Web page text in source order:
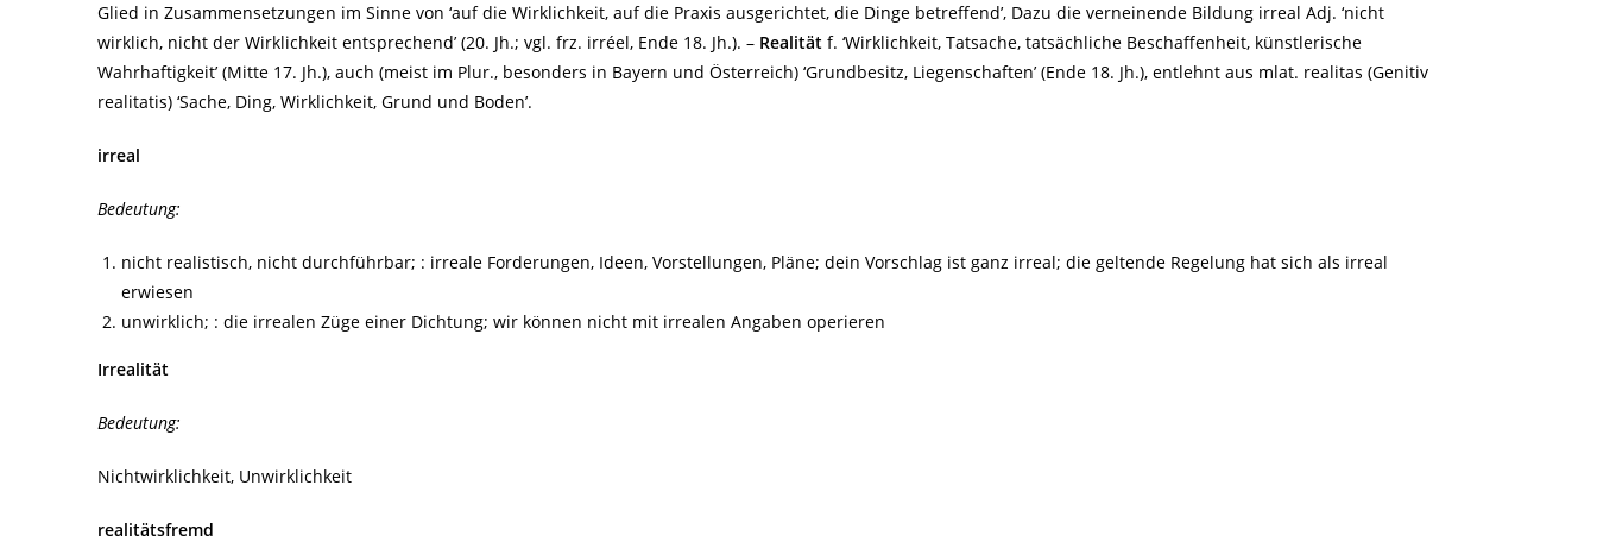
Glied in Zusammensetzungen im Sinne von ‘auf die Wirklichkeit, auf die Praxis ausgerichtet, die Dinge betreffend’, Dazu die verneinende Bildung irreal Adj. ‘nicht
wirklich, nicht der Wirklichkeit entsprechend’ (20. Jh.; vgl. frz. irréel, Ende 18. Jh.). – Realität f. ‘Wirklichkeit, Tatsache, tatsächliche Beschaffenheit, künstlerische
Wahrhaftigkeit’ (Mitte 17. Jh.), auch (meist im Plur., besonders in Bayern und Österreich) ‘Grundbesitz, Liegenschaften’ (Ende 18. Jh.), entlehnt aus mlat. realitas (Genitiv
realitatis) ‘Sache, Ding, Wirklichkeit, Grund und Boden’.
irreal
Bedeutung:
nicht realistisch, nicht durchführbar; : irreale Forderungen, Ideen, Vorstellungen, Pläne; dein Vorschlag ist ganz irreal; die geltende Regelung hat sich als irreal
erwiesen
unwirklich; : die irrealen Züge einer Dichtung; wir können nicht mit irrealen Angaben operieren
Irrealität
Bedeutung:
Nichtwirklichkeit, Unwirklichkeit
realitätsfremd